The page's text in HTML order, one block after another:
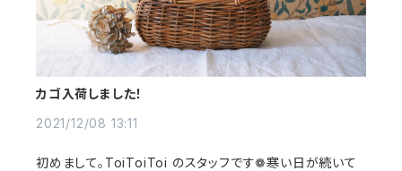
カゴ入荷しました！
2021/12/08 13:11
初めまして。ToiToiToi のスタッフです❁寒い日が続いて